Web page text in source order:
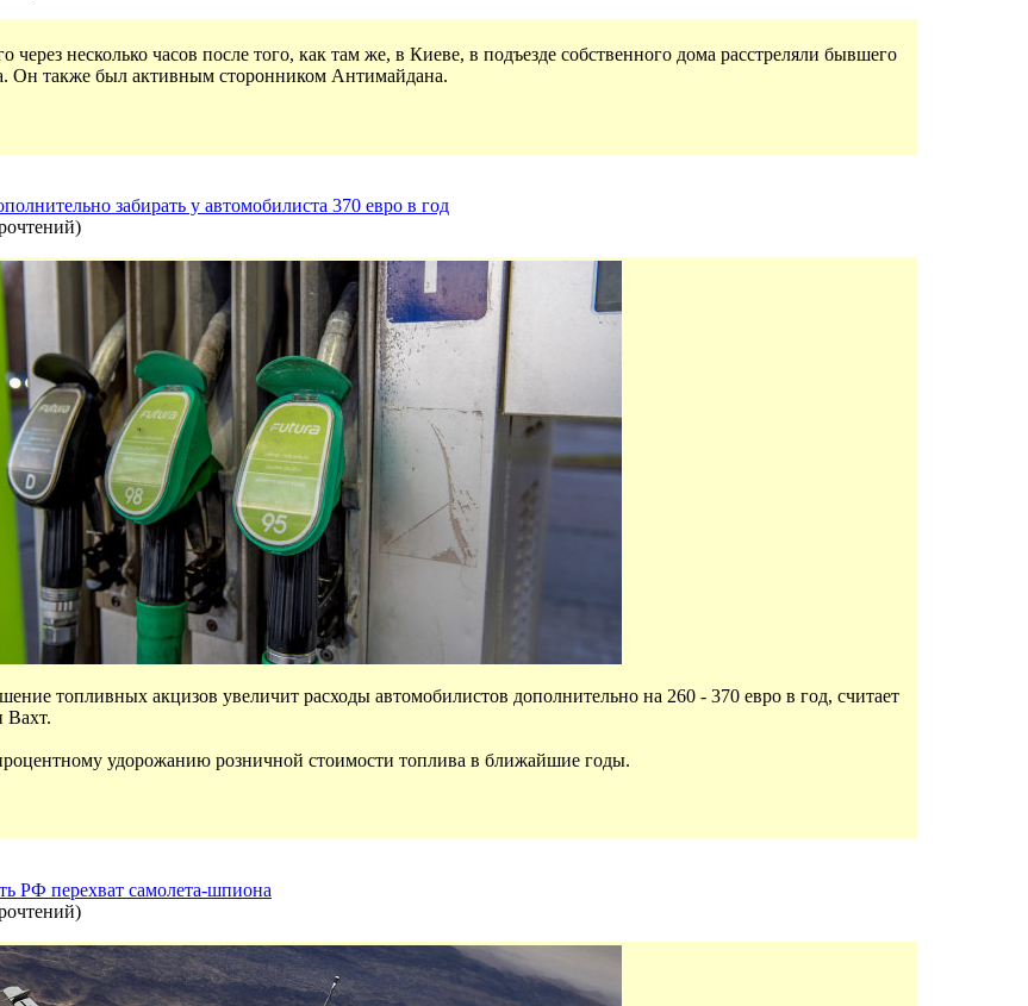
через несколько часов после того, как там же, в Киеве, в подъезде собственного дома расстреляли бывшего
Он также был активным сторонником Антимайдана.
забирать у автомобилиста 370 евро в год
)
топливных акцизов увеличит расходы автомобилистов дополнительно на 260 - 370 евро в год, считает
Вахт.
удорожанию розничной стоимости топлива в ближайшие годы.
РФ перехват самолета-шпиона
)